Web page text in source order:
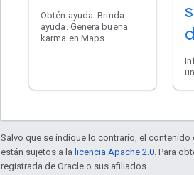
Obtén ayuda. Brinda
ayuda. Genera buena
karma en Maps.
Salvo que se indique lo contrario, el contenido
están sujetos a la licencia Apache 2.0. Para
registrada de Oracle o sus afiliados.